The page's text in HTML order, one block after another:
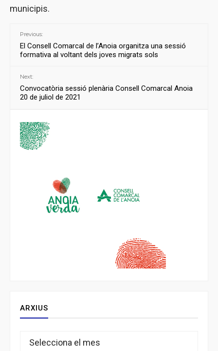
municipis.
Previous:
El Consell Comarcal de l’Anoia organitza una sessió
formativa al voltant dels joves migrats sols
Next:
Convocatòria sessió plenària Consell Comarcal Anoia
20 de juliol de 2021
ARXIUS